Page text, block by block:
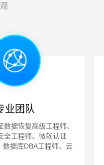
业团队
数据恢复高级工程师、
全工程师、微软认证
数据库DBA工程师、云